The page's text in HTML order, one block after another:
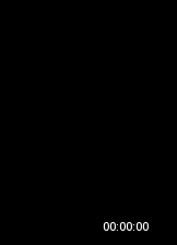
00:00:00